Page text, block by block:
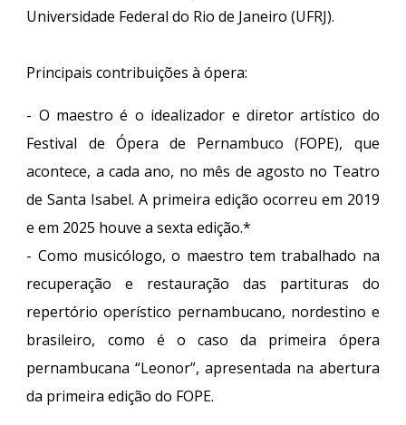
Universidade Federal do Rio de Janeiro (UFRJ).
Principais contribuições à ópera:
- O maestro é o idealizador e diretor artístico do
Festival de Ópera de Pernambuco (FOPE), que
acontece, a cada ano, no mês de agosto no Teatro
de Santa Isabel. A primeira edição ocorreu em 2019
e em 2025 houve a sexta edição.*
- Como musicólogo, o maestro tem trabalhado na
recuperação e restauração das partituras do
repertório operístico pernambucano, nordestino e
brasileiro, como é o caso da primeira ópera
pernambucana “Leonor”, apresentada na abertura
da primeira edição do FOPE.